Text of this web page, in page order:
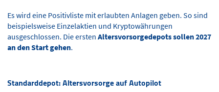
Es wird eine Positivliste mit erlaubten Anlagen geben. So sind
beispielsweise Einzelaktien und Kryptowährungen
ausgeschlossen. Die ersten Altersvorsorgedepots sollen 2027
an den Start gehen.
Standarddepot: Altersvorsorge auf Autopilot